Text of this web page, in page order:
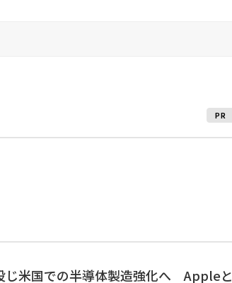
PR
じ米国での半導体製造強化へ Appleと